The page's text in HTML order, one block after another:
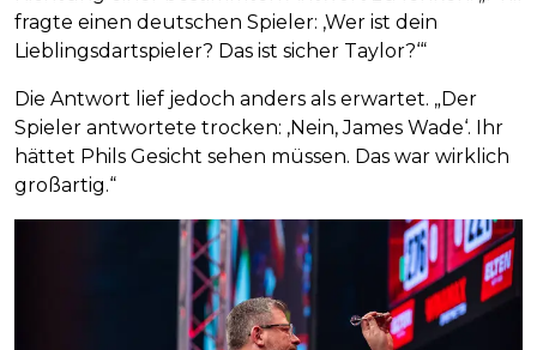
fragte einen deutschen Spieler: ‚Wer ist dein
Lieblingsdartspieler? Das ist sicher Taylor?‘“
Die Antwort lief jedoch anders als erwartet. „Der
Spieler antwortete trocken: ‚Nein, James Wade‘. Ihr
hättet Phils Gesicht sehen müssen. Das war wirklich
großartig.“